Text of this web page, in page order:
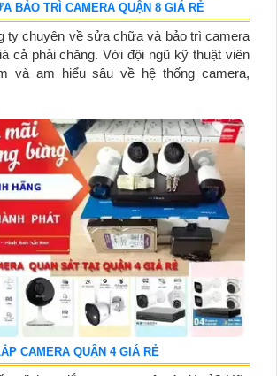
BẢO TRÌ CAMERA QUẬN 8 GIÁ RẺ
ty chuyên về sửa chữa và bảo trì camera
cả phải chăng. Với đội ngũ kỹ thuật viên
và am hiểu sâu về hệ thống camera,
CAMERA QUẬN 4 GIÁ RẺ